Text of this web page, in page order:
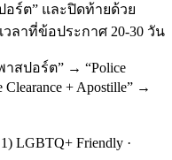
อร์ต” และปิดท้ายด้วย
เวลาที่ข้อประกาศ 20-30 วัน
สปอร์ต” → “Police
+ Apostille” →
LGBTQ+ Friendly ·